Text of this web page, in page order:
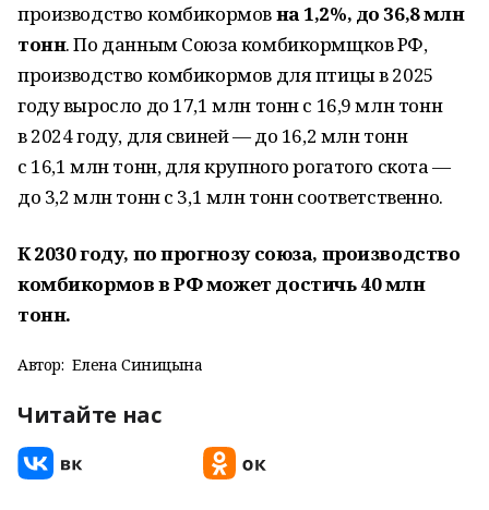
производство комбикормовна 1,2%, до 36,8 млн
тонн. По данным Союза комбикормщков РФ,
производство комбикормов для птицы в 2025
году выросло до 17,1 млн тонн с 16,9 млн тонн
в 2024 году, для свиней — до 16,2 млн тонн
с 16,1 млн тонн, для крупного рогатого скота —
до 3,2 млн тонн с 3,1 млн тонн соответственно.
К 2030 году, по прогнозу союза, производство
комбикормов в РФ может достичь 40 млн
тонн.
Автор: Елена Синицына
Читайте нас